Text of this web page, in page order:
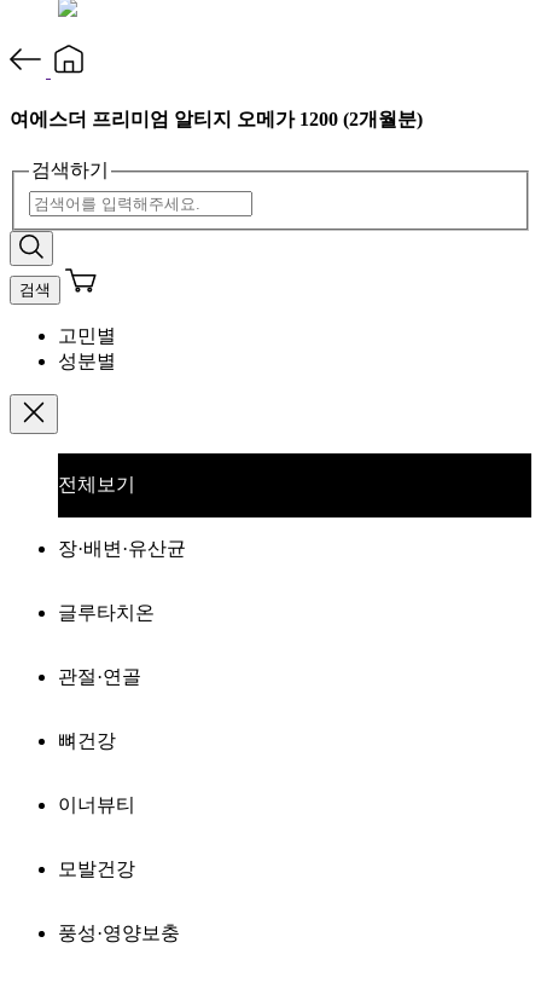
여에스더 프리미엄 알티지 오메가 1200 (2개월분)
검색하기
검색
고민별
성분별
전체보기
장·배변·유산균
글루타치온
관절·연골
뼈건강
이너뷰티
모발건강
풍성·영양보충